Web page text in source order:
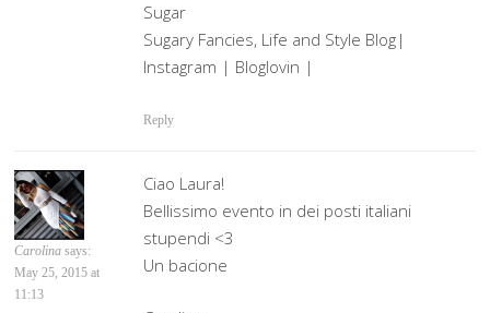
Sugar
Sugary Fancies, Life and Style Blog|
Instagram | Bloglovin |
Reply
Carolina says:
May 25, 2015 at
11:13
Ciao Laura!
Bellissimo evento in dei posti italiani
stupendi <3
Un bacione